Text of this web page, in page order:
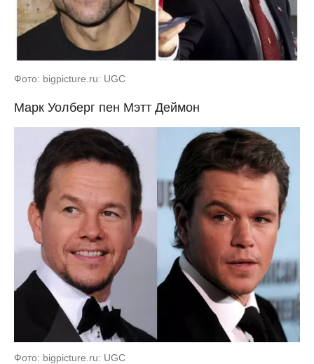
Фото: bigpicture.ru: UGC
Марк Уолберг пен Мэтт Деймон
Фото: bigpicture.ru: UGC